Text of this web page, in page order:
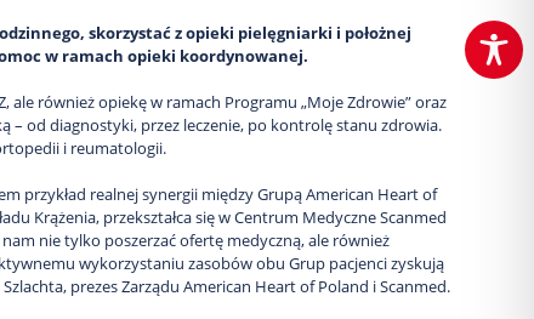
skorzystać z opieki pielęgniarki i położnej
w ramach opieki koordynowanej.
również opiekę w ramach Programu „Moje Zdrowie” oraz
– od diagnostyki, przez leczenie, po kontrolę stanu zdrowia.
i reumatologii.
przykład realnej synergii między Grupą American Heart of
Krążenia, przekształca się w Centrum Medyczne Scanmed
nie tylko poszerzać ofertę medyczną, ale również
wykorzystaniu zasobów obu Grup pacjenci zyskują
prezes Zarządu American Heart of Poland i Scanmed.